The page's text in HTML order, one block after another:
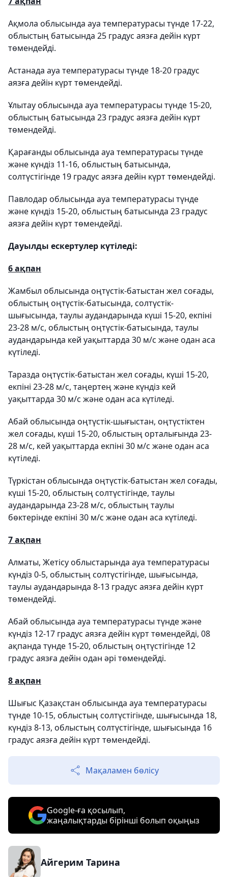
Ақмола облысында ауа температурасы түнде 17-22,
облыстың батысында 25 градус аязға дейін күрт
төмендейді.
Астанада ауа температурасы түнде 18-20 градус
аязға дейін күрт төмендейді.
Ұлытау облысында ауа температурасы түнде 15-20,
облыстың батысында 23 градус аязға дейін күрт
төмендейді.
Қарағанды облысында ауа температурасы түнде
және күндіз 11-16, облыстың батысында,
солтүстігінде 19 градус аязға дейін күрт төмендейді.
Павлодар облысында ауа температурасы түнде
және күндіз 15-20, облыстың батысында 23 градус
аязға дейін күрт төмендейді.
Дауылды ескертулер күтіледі:
6 ақпан
Жамбыл облысында оңтүстік-батыстан жел соғады,
облыстың оңтүстік-батысында, солтүстік-
шығысында, таулы аудандарында күші 15-20, екпіні
23-28 м/с, облыстың оңтүстік-батысында, таулы
аудандарында кей уақыттарда 30 м/с және одан аса
күтіледі.
Таразда оңтүстік-батыстан жел соғады, күші 15-20,
екпіні 23-28 м/с, таңертең және күндіз кей
уақыттарда 30 м/с және одан аса күтіледі.
Абай облысында оңтүстік-шығыстан, оңтүстіктен
жел соғады, күші 15-20, облыстың орталығында 23-
28 м/с, кей уақыттарда екпіні 30 м/с және одан аса
күтіледі.
Түркістан облысында оңтүстік-батыстан жел соғады,
күші 15-20, облыстың солтүстігінде, таулы
аудандарында 23-28 м/с, облыстың таулы
бөктерінде екпіні 30 м/с және одан аса күтіледі.
7 ақпан
Алматы, Жетісу облыстарында ауа температурасы
күндіз 0-5, облыстың солтүстігінде, шығысында,
таулы аудандарында 8-13 градус аязға дейін күрт
төмендейді.
Абай облысында ауа температурасы түнде және
күндіз 12-17 градус аязға дейін күрт төмендейді, 08
ақпанда түнде 15-20, облыстың оңтүстігінде 12
градус аязға дейін одан әрі төмендейді.
8 ақпан
Шығыс Қазақстан облысында ауа температурасы
түнде 10-15, облыстың солтүстігінде, шығысында 18,
күндіз 8-13, облыстың солтүстігінде, шығысында 16
градус аязға дейін күрт төмендейді.
Мақаламен бөлісу
Google-ға қосылып,
жаңалықтарды бірінші болып оқыңыз
Айгерим Тарина